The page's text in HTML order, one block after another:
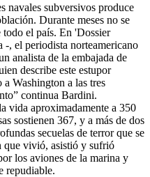
navales subversivos produce
Durante meses no se
todo el país. En 'Dossier
, el periodista norteamericano
analista de la embajada de
describe este estupor
a Washington a las tres
continua Bardini.
vida aproximadamente a 350
sostienen 367, y a más de dos
secuelas de terror que se
que vivió, asistió y sufrió
los aviones de la marina y
repudiable.